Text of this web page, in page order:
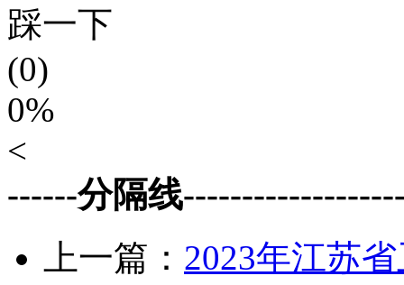
踩一下
(0)
0%
<
------分隔线
上一篇： 2023年江苏